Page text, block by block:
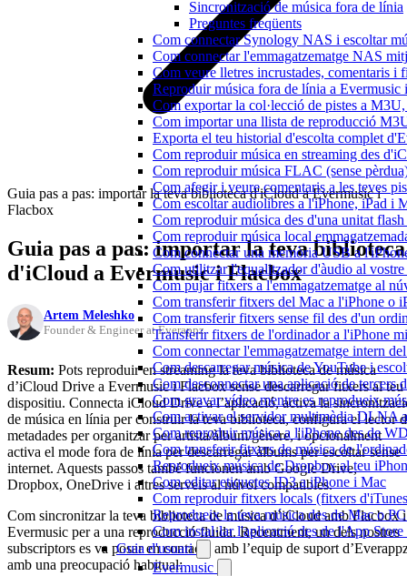
Sincronització de música fora de línia
Preguntes freqüents
Com connectar Synology NAS i escoltar
Com connectar l'emmagatzematge NAS
Com veure lletres incrustades, comentaris
Reproduir música fora de línia a
Com exportar la col·lecció de pistes a
Com importar una llista de reproducció
Exporta el teu historial d'escolta complet
Com reproduir música en streaming des
Com reproduir música FLAC (sense
Com afegir i veure comentaris a les teves
Com escoltar audiolibres a l'iPhone, iPad i
Com reproduir música des d'una unitat
Com reproduir música local
Com connectar una memòria USB a
Com utilitzar l'equalitzador d'àudio al
Com pujar fitxers a l'emmagatzematge al
Com transferir fitxers del Mac a l'iPhone o
Com transferir fitxers sense fil des d'un
Transferir fitxers de l'ordinador a l'iPhone
Com connectar l'emmagatzematge intern
Com descarregar música de YouTube i
Com desconnectar una aplicació de tercers
Com gravar vídeo mentre es reprodueix
Com activar el servidor multimèdia DLNA
Com reproduir música a l'iPhone des de
Com transferir fitxers de música de
Reprodueix música de Dropbox al teu
Com editar etiquetes ID3 a iPhone i Mac
Com reproduir fitxers locals (fitxers
Reprodueix la teva música des de Mac o
Com instal·lar l'aplicació des de l'App
Guia d'usuari
Evermusic
Guia pas a pas: importar la teva biblioteca d'iCloud a Evermusic i
Flacbox
Guia pas a pas: importar la teva biblioteca
d'iCloud a Evermusic i Flacbox
Artem Meleshko
Founder & Engineer at Everappz
Resum: Pots reproduir en streaming la teva biblioteca de música
d’iCloud Drive a Evermusic i Flacbox sense descarregar fitxers al teu
dispositiu. Connecta iCloud Drive a l’aplicació, activa la
de música en línia per construir la teva biblioteca, configura el lector
metadades per organitzar per artista/àlbum/gènere, i opcionalment
activa el mode fora de línia per descarregar àlbums per escoltar sense
internet. Aquests passos també funcionen amb Google Drive,
Dropbox, OneDrive i altres serveis al núvol compatibles.
Com sincronitzar la teva biblioteca de música d’iCloud amb Flacbox i
Evermusic per a una reproducció fluida. Recentment, un dels nostres
subscriptors es va posar en contacte amb l’equip de suport
amb una preocupació habitual: